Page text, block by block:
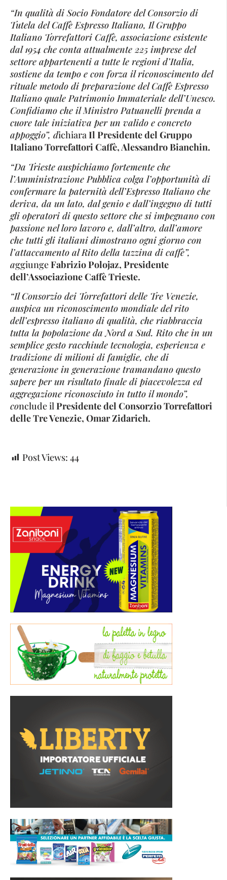
“In qualità di Socio Fondatore del Consorzio di
Tutela del Caffè Espresso Italiano, Il Gruppo
Italiano Torrefattori Caffè, associazione esistente
dal 1954 che conta attualmente 225 imprese del
settore appartenenti a tutte le regioni d’Italia,
sostiene da tempo e con forza il riconoscimento del
rituale metodo di preparazione del Caffè Espresso
Italiano quale Patrimonio Immateriale dell’Unesco.
Confidiamo che il Ministro Patuanelli prenda a
cuore tale iniziativa per un valido e concreto
appoggio”, dichiaraIl Presidente del Gruppo
Italiano Torrefattori Caffè, Alessandro Bianchin.
“Da Trieste auspichiamo fortemente che
l’Amministrazione Pubblica colga l’opportunità di
confermare la paternità dell’Espresso Italiano che
deriva, da un lato, dal genio e dall’ingegno di tutti
gli operatori di questo settore che si impegnano con
passione nel loro lavoro e, dall’altro, dall’amore
che tutti gli italiani dimostrano ogni giorno con
l’attaccamento al Rito della tazzina di caffè”,
aggiungeFabrizio Polojaz, Presidente
dell’Associazione Caffè Trieste.
“Il Consorzio dei Torrefattori delle Tre Venezie,
auspica un riconoscimento mondiale del rito
dell’espresso italiano di qualità, che riabbraccia
tutta la popolazione da Nord a Sud. Rito che in un
semplice gesto racchiude tecnologia, esperienza e
tradizione di milioni di famiglie, che di
generazione in generazione tramandano questo
sapere per un risultato finale di piacevolezza ed
aggregazione riconosciuto in tutto il mondo”,
conclude ilPresidente del Consorzio Torrefattori
delle Tre Venezie, Omar Zidarich.
Post Views: 44